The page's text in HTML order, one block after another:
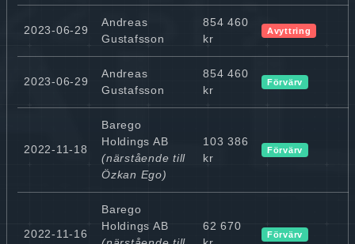
2023-06-29
Andreas
Gustafsson
854 460
kr
Avyttring
2023-06-29
Andreas
Gustafsson
854 460
kr
Förvärv
2022-11-18
Barego
Holdings AB
(närstående till
Özkan Ego)
103 386
kr
Förvärv
2022-11-16
Barego
Holdings AB
62 670
Förvärv